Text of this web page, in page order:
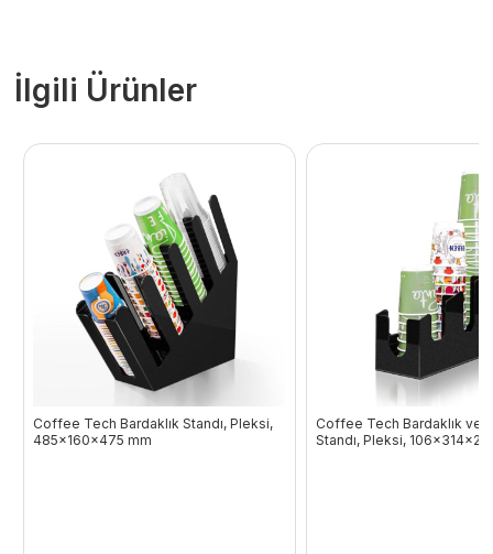
İlgili Ürünler
Coffee Tech Bardaklık Standı, Pleksi,
485x160x475 mm
Coffee Tech Bardaklık ve
Standı, Pleksi,